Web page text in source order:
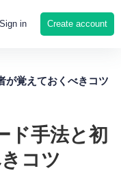
Sign in Create account
が覚えておくべきコツ
ド手法と初
コツ